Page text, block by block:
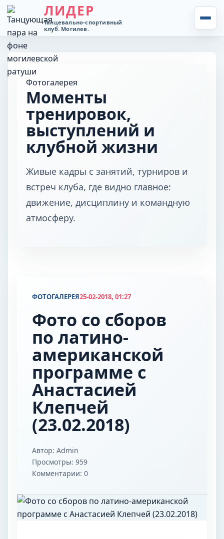
ЛИДЕР
Танцевально-спортивный
клуб. Могилев.
НОВОСТИ
ФОТО
ВИДЕО
КОНТАКТЫ
ЗАПИСАТЬСЯ
НАПИСАТЬ В VIBER
Фотогалерея
Моменты
тренировок,
выступлений и
клубной жизни
Живые кадры с занятий, турниров и
встреч клуба, где видно главное:
движение, дисциплину и командную
атмосферу.
ФОТОГАЛЕРЕЯ25-02-2018, 01:27
Фото со сборов
по латино-
американской
программе с
Анастасией
Клепчей
(23.02.2018)
Автор: Admin
Просмотры: 959
Комментарии: 0